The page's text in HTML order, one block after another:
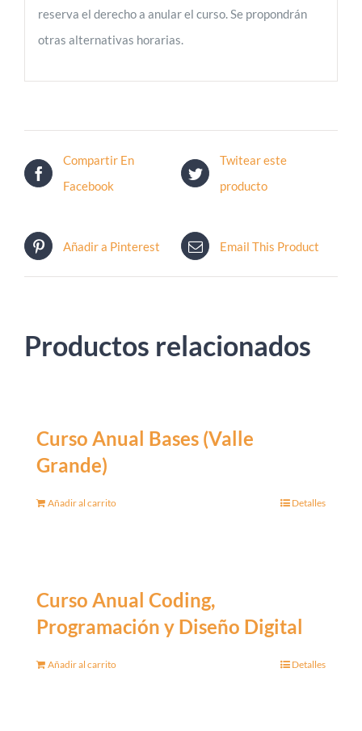
reserva el derecho a anular el curso. Se propondrán
otras alternativas horarias.
Compartir En
Facebook
Twitear este
producto
Añadir a Pinterest Email This Product
Productos relacionados
Curso Anual Bases (Valle
Grande)
Añadir al carrito Detalles
Curso Anual Coding,
Programación y Diseño Digital
Añadir al carrito Detalles